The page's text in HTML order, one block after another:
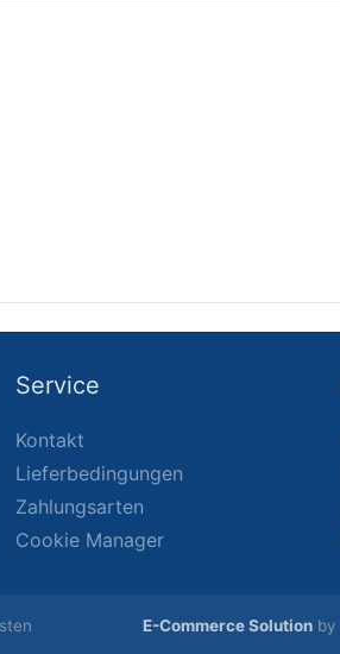
Service
Kontakt
Lieferbedingungen
Zahlungsarten
Cookie Manager
E-Commerce Solution